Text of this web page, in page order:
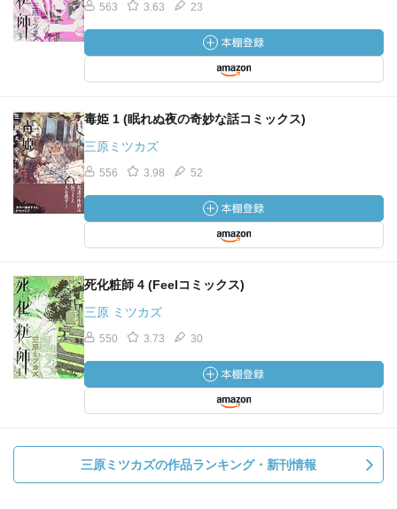
563 3.63 23
毒姫 1 (眠れぬ夜の奇妙な話コミックス)
三原ミツカズ
556 3.98 52
死化粧師 4 (Feelコミックス)
三原 ミツカズ
550 3.73 30
三原ミツカズの作品ランキング・新刊情報